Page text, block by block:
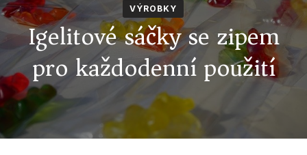
VÝROBKY
Igelitové sáčky se zipem
pro každodenní použití